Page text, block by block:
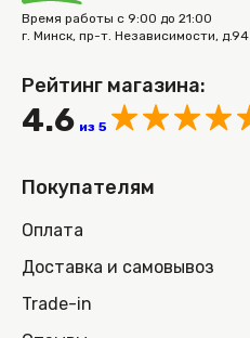
Время работы с 9:00 до 21:00
г. Минск, пр-т. Независимости, д.94
Рейтинг магазина:
4.6 из 5
Покупателям
Оплата
Доставка и самовывоз
Trade-in